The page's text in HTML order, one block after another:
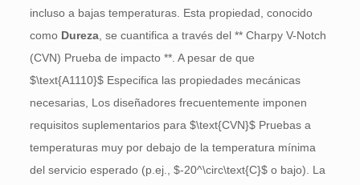
incluso a bajas temperaturas. Esta propiedad, conocido
como Dureza, se cuantifica a través del ** Charpy V-Notch
(CVN) Prueba de impacto **. A pesar de que
$\text{A1110}$Especifica las propiedades mecánicas
necesarias, Los diseñadores frecuentemente imponen
requisitos suplementarios para $\text{CVN}$Pruebas a
temperaturas muy por debajo de la temperatura mínima
del servicio esperado (p.ej., $-20^\circ\text{C}$o bajo). La